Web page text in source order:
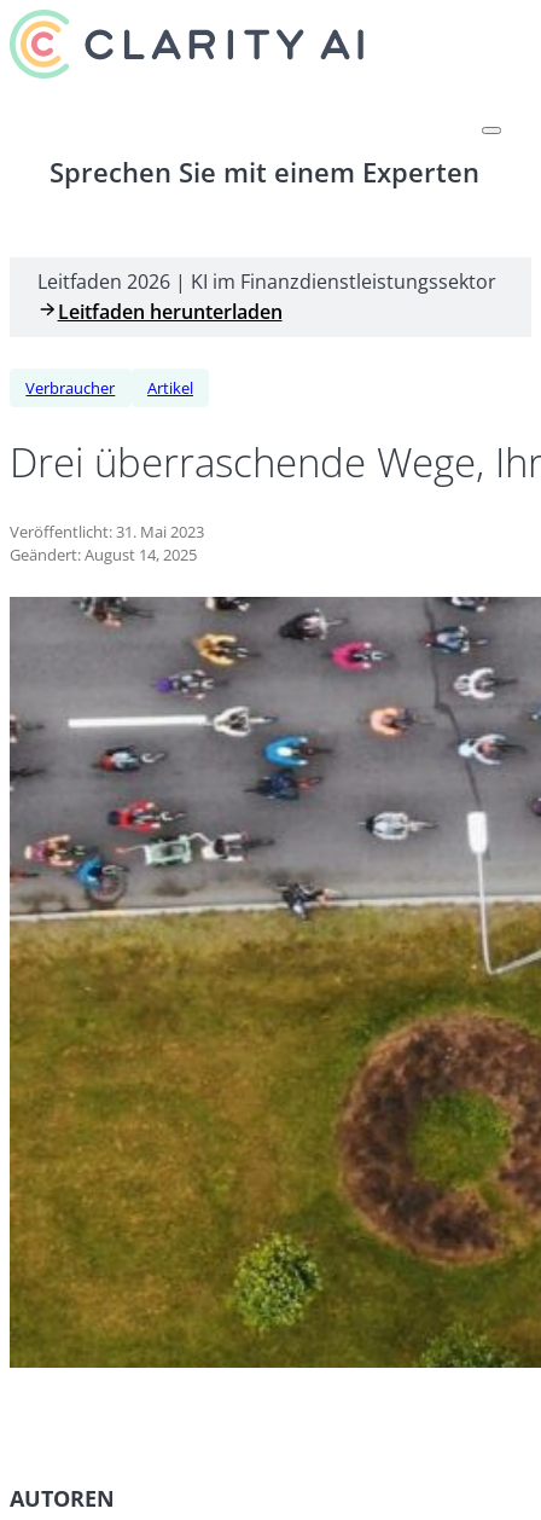
Sprechen Sie mit einem Experten
Leitfaden 2026 | KI im Finanzdienstleistungssektor
Leitfaden herunterladen
Verbraucher Artikel
Drei überraschende Wege,
Veröffentlicht: 31. Mai 2023
Geändert: August 14, 2025
AUTOREN